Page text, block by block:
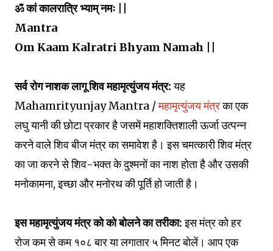
ॐ कां कालरात्रि भ्याम् नमः ||
Mantra
Om Kaam Kalratri Bhyam Namah ||
सर्व रोग नाशक लागू शिव महामृत्युंजय मंत्र:यह
Mahamrityunjay Mantra /महामृत्युंजय मंत्रका एक
लघु यानी की छोटा प्रकार है जसमें महाशक्तिशाली ऊर्जा उत्पन्न
करने वाले शिव बीज मंत्र का समावेश है। इस चमत्कारी शिव मंत्र
का जा करने से शिव-भक्त के दुश्मनों का नाश होता है और उसकी
मनोकामना, इच्छा और मनोरथ की पूर्ति हो जाती है।
इस महामृत्युंजय मंत्र को को बोलने का तरीका:इस मंत्र को हर
रोज कम से कम १०८ बार या लगातार ५ मिनट बोलें। आप एक